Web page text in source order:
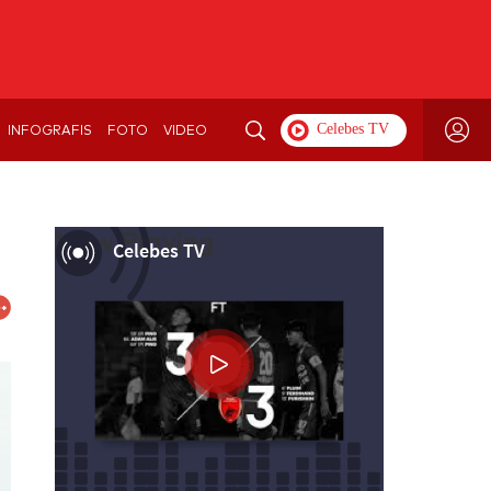
INFOGRAFIS FOTO VIDEO
Celebes TV
Now Playing